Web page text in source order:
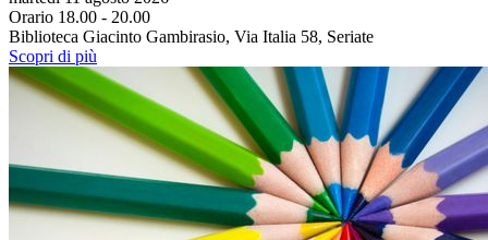
Orario 18.00 - 20.00
Biblioteca Giacinto Gambirasio, Via Italia 58, Seriate
Scopri di più